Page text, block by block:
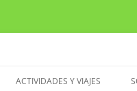
ACTIVIDADES Y VIAJES